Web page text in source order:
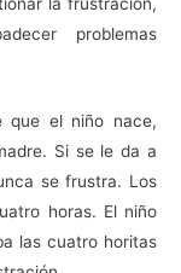
problemas
que el niño nace,
Si se le da a
se frustra. Los
horas. El niño
las cuatro horitas